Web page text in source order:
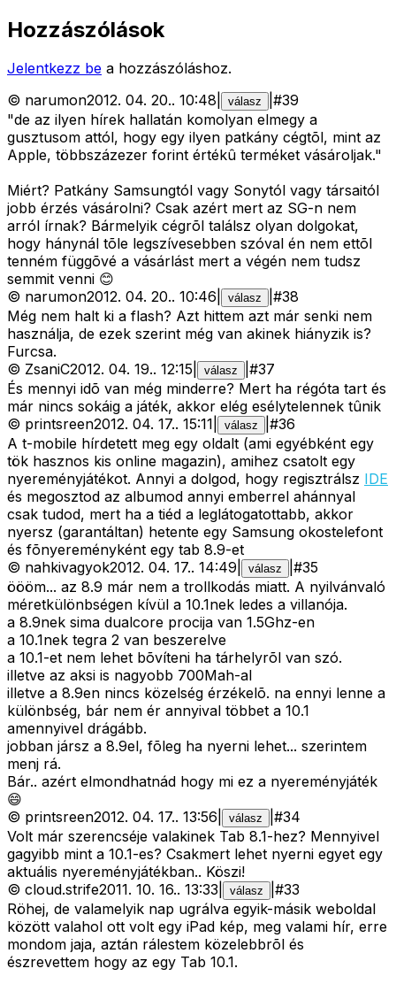
Hozzászólások
Jelentkezz be a hozzászóláshoz.
© narumon2012. 04. 20.. 10:48 válasz #39
"de az ilyen hírek hallatán komolyan elmegy a
gusztusom attól, hogy egy ilyen patkány cégtõl, mint az
Apple, többszázezer forint értékû terméket vásároljak."
Miért? Patkány Samsungtól vagy Sonytól vagy társaitól
jobb érzés vásárolni? Csak azért mert az SG-n nem
arról írnak? Bármelyik cégrõl találsz olyan dolgokat,
hogy hánynál tõle legszívesebben szóval én nem ettõl
tenném függõvé a vásárlást mert a végén nem tudsz
semmit venni 😊
© narumon2012. 04. 20.. 10:46 válasz #38
Még nem halt ki a flash? Azt hittem azt már senki nem
használja, de ezek szerint még van akinek hiányzik is?
Furcsa.
© ZsaniC2012. 04. 19.. 12:15 válasz #37
És mennyi idõ van még minderre? Mert ha régóta tart és
már nincs sokáig a játék, akkor elég esélytelennek tûnik
© printsreen2012. 04. 17.. 15:11 válasz #36
A t-mobile hírdetett meg egy oldalt (ami egyébként egy
tök hasznos kis online magazin), amihez csatolt egy
nyereményjátékot. Annyi a dolgod, hogy regisztrálsz IDE
és megosztod az albumod annyi emberrel ahánnyal
csak tudod, mert ha a tiéd a leglátogatottabb, akkor
nyersz (garantáltan) hetente egy Samsung okostelefont
és fõnyereményként egy tab 8.9-et
© nahkivagyok2012. 04. 17.. 14:49 válasz #35
öööm... az 8.9 már nem a trollkodás miatt. A nyilvánvaló
méretkülönbségen kívül a 10.1nek ledes a villanója.
a 8.9nek sima dualcore procija van 1.5Ghz-en
a 10.1nek tegra 2 van beszerelve
a 10.1-et nem lehet bõvíteni ha tárhelyrõl van szó.
illetve az aksi is nagyobb 700Mah-al
illetve a 8.9en nincs közelség érzékelõ. na ennyi lenne a
különbség, bár nem ér annyival többet a 10.1
amennyivel drágább.
jobban jársz a 8.9el, fõleg ha nyerni lehet... szerintem
menj rá.
Bár.. azért elmondhatnád hogy mi ez a nyereményjáték
😄
© printsreen2012. 04. 17.. 13:56 válasz #34
Volt már szerencséje valakinek Tab 8.1-hez? Mennyivel
gagyibb mint a 10.1-es? Csakmert lehet nyerni egyet egy
aktuális nyereményjátékban.. Köszi!
© cloud.strife2011. 10. 16.. 13:33 válasz #33
Röhej, de valamelyik nap ugrálva egyik-másik weboldal
között valahol ott volt egy iPad kép, meg valami hír, erre
mondom jaja, aztán rálestem közelebbrõl és
észrevettem hogy az egy Tab 10.1.